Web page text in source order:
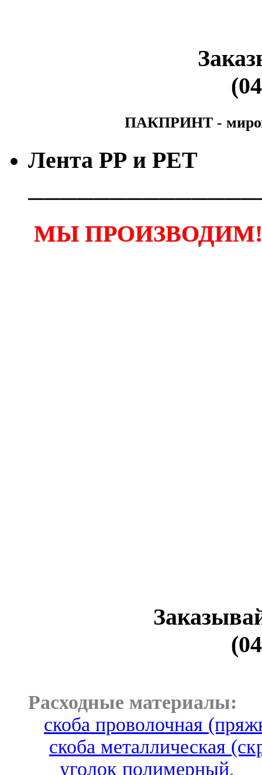
ПАКПРИНТ -
Лента РР и РЕТ
МЫ
Расходные материалы:
скоба проволочная
скоба металлическая
уголок полимерный,